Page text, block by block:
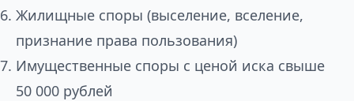
Жилищные споры (выселение, вселение,
признание права пользования)
Имущественные споры с ценой иска свыше
50 000 рублей